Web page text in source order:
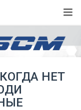
НЕТ